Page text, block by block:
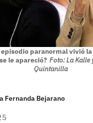
paranormal vivió
le apareció? Foto: La Kalle
Quintanilla
Fernanda Bejarano